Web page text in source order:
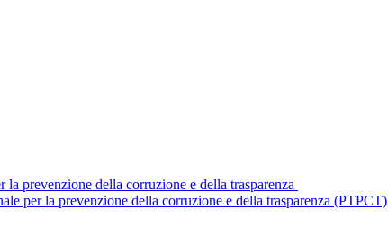
la prevenzione della corruzione e della trasparenza
per la prevenzione della corruzione e della trasparenza (PTPCT)